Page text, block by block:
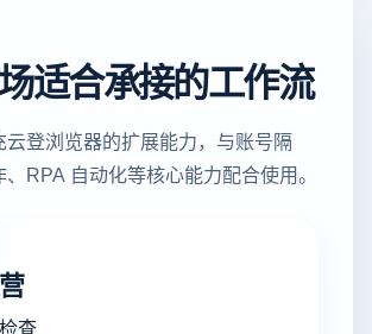
适合承接的工作流
登浏览器的扩展能力，与账号隔
RPA 自动化等核心能力配合使用。
查